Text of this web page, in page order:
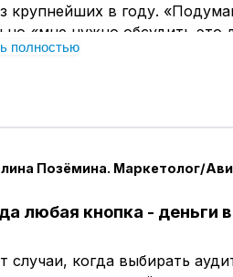
крупнейших в году.
«мне нужно обсудить
«посчитать,
этот момент начать
решили?», предлагать
Клиент считывает
вместо дожима:
остаётся в силе N дней,
поставщиков, а не выдуман
полностью
любая кнопка - деньги
случаи, когда выбирать